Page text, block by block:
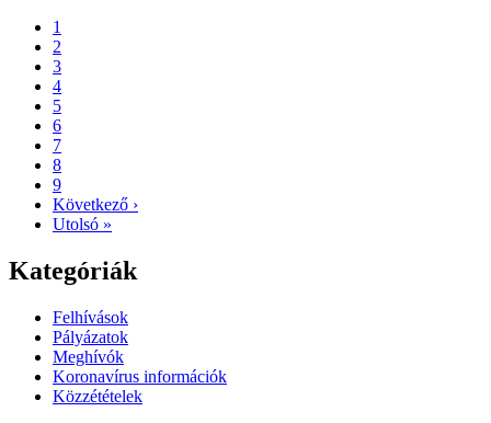
Oldalszámozás
Aktuális
oldal
1
Oldal
2
Oldal
3
Oldal
4
Oldal
5
Oldal
6
Oldal
7
Oldal
8
Oldal
9
Következő
oldal
Következő ›
Utolsó
Utolsó »
Kategóriák
Felhívások
Pályázatok
Meghívók
Koronavírus információk
Közzétételek